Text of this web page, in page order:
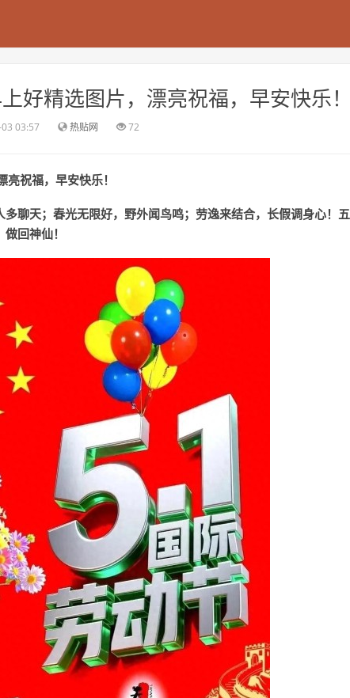
好精选图片，漂亮祝福，早安快乐！
03:57 热贴网 72
祝福，早安快乐！
聊天；春光无限好，野外闻鸟鸣；劳逸来结合，长假调身心！五
回神仙！